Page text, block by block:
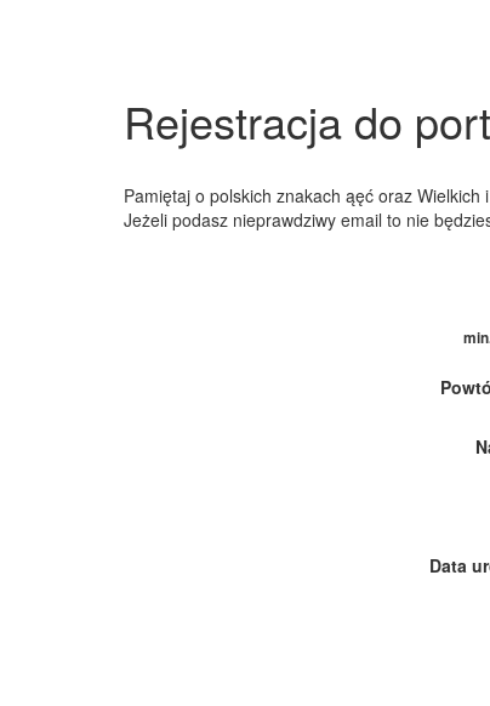
Rejestracja do
Pamiętaj o polskich znakach ąęć oraz
Jeżeli podasz nieprawdziwy email to nie
Data